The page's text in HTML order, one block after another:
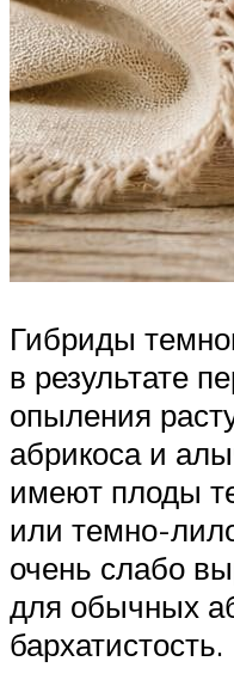
Гибриды
в результате
опыления
абрикоса и
имеют плоды
или темно-
очень слабо
для обычных
бархатистость.